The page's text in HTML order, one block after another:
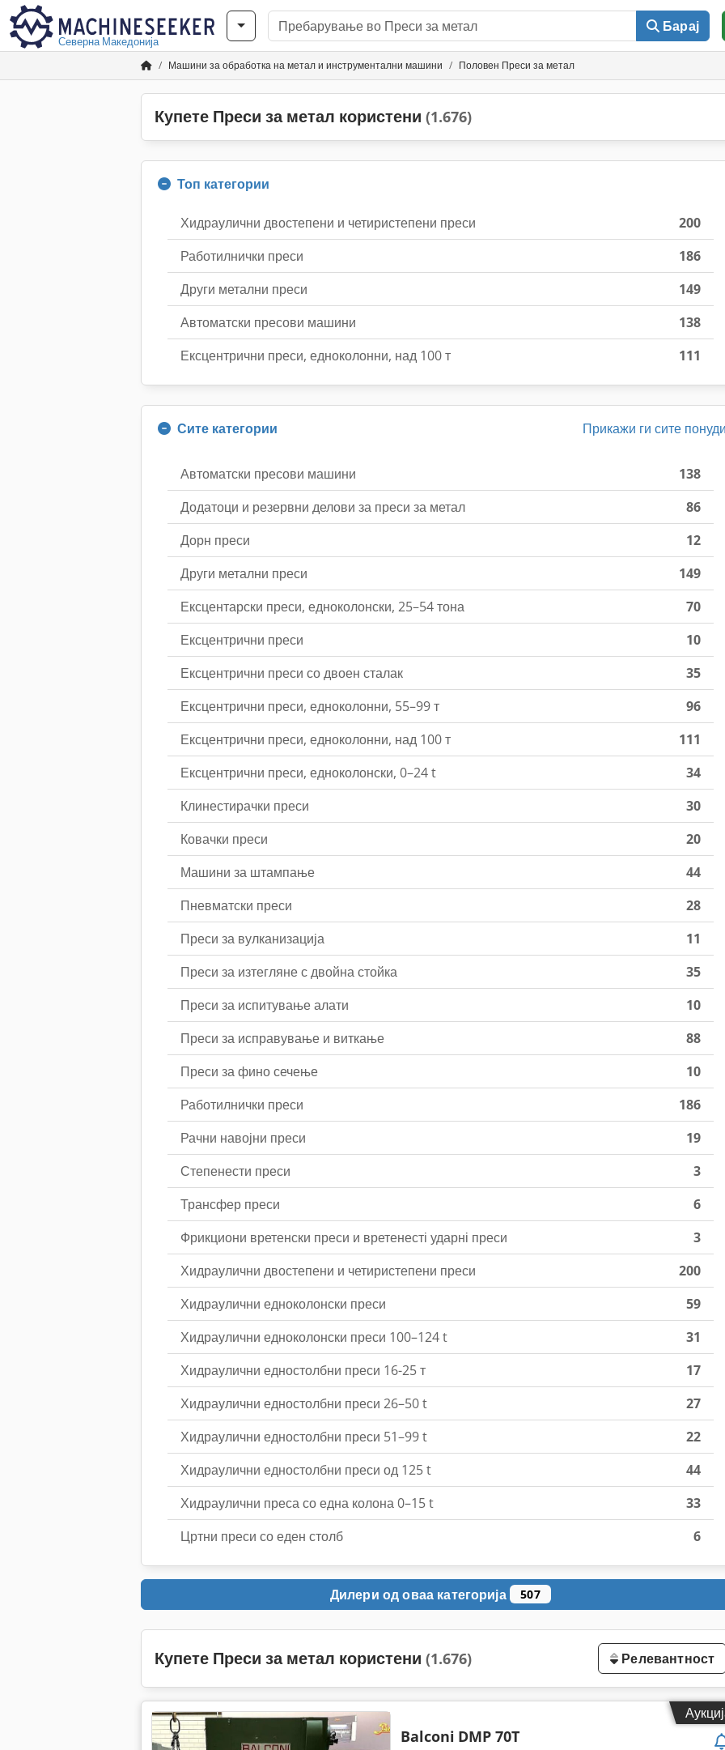
Северна Македонија
Барај
Машини за обработка на метал и инструментални машини Половен Преси за метал
Купете Преси за метал користени (1.676)
Топ категории
Хидраулични двостепени и четиристепени преси
200
Работилнички преси
186
Други метални преси
149
Автоматски пресови машини
138
Ексцентрични преси, едноколонни, над 100 т
111
Сите категории Прикажи ги сите
Автоматски пресови машини
138
Додатоци и резервни делови за преси за метал
86
Дорн преси
12
Други метални преси
149
Ексцентарски преси, едноколонски, 25–54 тона
70
Ексцентрични преси
10
Ексцентрични преси со двоен сталак
35
Ексцентрични преси, едноколонни, 55–99 т
96
Ексцентрични преси, едноколонни, над 100 т
111
Ексцентрични преси, едноколонски, 0–24 t
34
Клинестирачки преси
30
Ковачки преси
20
Машини за штампање
44
Пневматски преси
28
Преси за вулканизација
11
Преси за изтегляне с двойна стойка
35
Преси за испитување алати
10
Преси за исправување и виткање
88
Преси за фино сечење
10
Работилнички преси
186
Рачни навојни преси
19
Степенести преси
3
Трансфер преси
6
Фрикциони вретенски преси и вретенесті ударні преси
3
Хидраулични двостепени и четиристепени преси
200
Хидраулични едноколонски преси
59
Хидраулични едноколонски преси 100–124 t
31
Хидраулични едностолбни преси 16-25 т
17
Хидраулични едностолбни преси 26–50 t
27
Хидраулични едностолбни преси 51–99 t
22
Хидраулични едностолбни преси од 125 t
44
Хидраулични преса со една колона 0–15 t
33
Цртни преси со еден столб
6
Дилери од оваа категорија 507
Купете Преси за метал користени (1.676) Релевантност
Balconi DMP 70T